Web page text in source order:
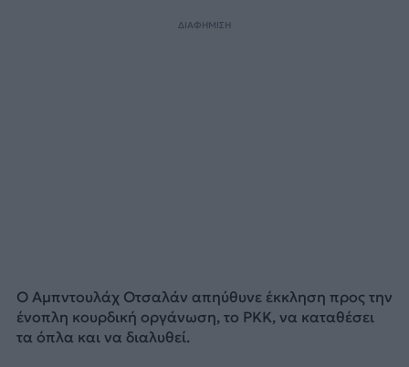
ΔΙΑΦΗΜΙΣΗ
Ο Αμπντουλάχ Οτσαλάν απηύθυνε έκκληση προς την
ένοπλη κουρδική οργάνωση, το PKK, να καταθέσει
τα όπλα και να διαλυθεί.